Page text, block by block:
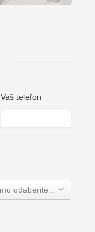
Vaš telefon
—Molimo odaberite jednu opciju—